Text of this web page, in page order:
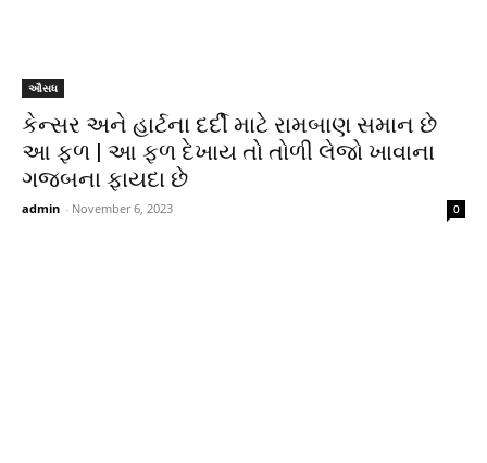
ઔસધ
કેન્સર અને હાર્ટના દર્દી માટે રામબાણ સમાન છે
આ ફળ | આ ફળ દેખાય તો તોળી લેજો ખાવાના
ગજબના ફાયદા છે
admin - November 6, 2023 0